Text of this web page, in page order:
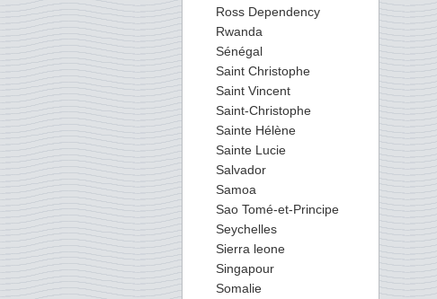
Ross Dependency
Rwanda
Sénégal
Saint Christophe
Saint Vincent
Saint-Christophe
Sainte Hélène
Sainte Lucie
Salvador
Samoa
Sao Tomé-et-Principe
Seychelles
Sierra leone
Singapour
Somalie